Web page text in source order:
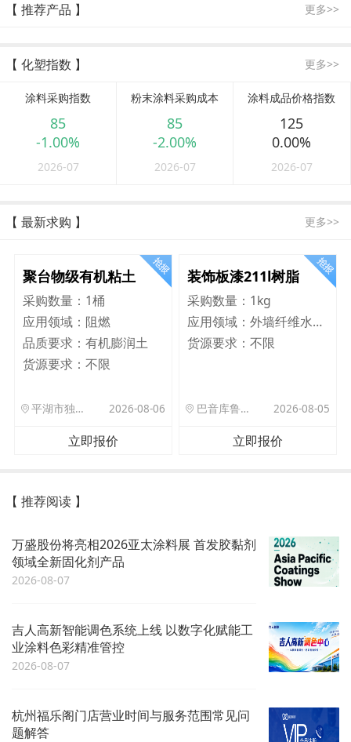
【 推荐产品 】 更多>>
【 化塑指数 】 更多>>
涂料采购指数
85
-1.00%
2026-07
粉末涂料采购成本
85
-2.00%
2026-07
涂料成品价格指数
125
0.00%
2026-07
【 最新求购 】 更多>>
聚台物级有机粘土
采购数量： 1桶
应用领域： 阻燃
品质要求： 有机膨润土
货源要求： 不限
平湖市独山港镇集港路 589 号 2026-08-06
立即报价
装饰板漆211l树脂
采购数量： 1kg
应用领域：
外墙纤维水泥板
货源要求：不限
巴音库鲁提镇,托帕口岸六号库房 2026-08-05
立即报价
【 推荐阅读 】
万盛股份将亮相2026亚太涂料展 首发胶黏剂
领域全新固化剂产品
2026-08-07
吉人高新智能调色系统上线 以数字化赋能工
业涂料色彩精准管控
2026-08-07
杭州福乐阁门店营业时间与服务范围常见问
题解答